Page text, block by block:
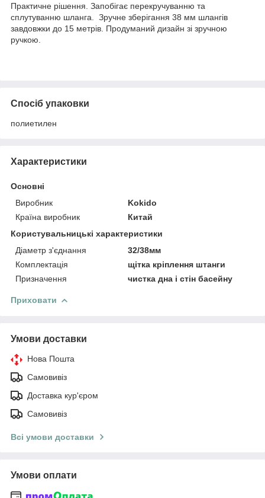
Практичне рішення. Запобігає перекручуванню та
сплутуванню шланга. Зручне зберігання 38 мм шлангів
завдовжки до 15 метрів. Продуманий дизайн зі зручною
ручкою.
Спосіб упаковки
полиетилен
Характеристики
Основні
Виробник
Kokido
Країна виробник
Китай
Користувальницькі характеристики
Діаметр з'єднання
32/38мм
Комплектація
щітка кріплення штанги
Призначення
чистка дна і стін басейну
Приховати
Умови доставки
Нова Пошта
Самовивіз
Доставка кур'єром
Самовивіз
Всі умови доставки
Умови оплати